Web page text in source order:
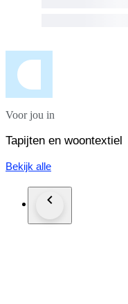
Voor jou in
Tapijten en woontextiel
Bekijk alle